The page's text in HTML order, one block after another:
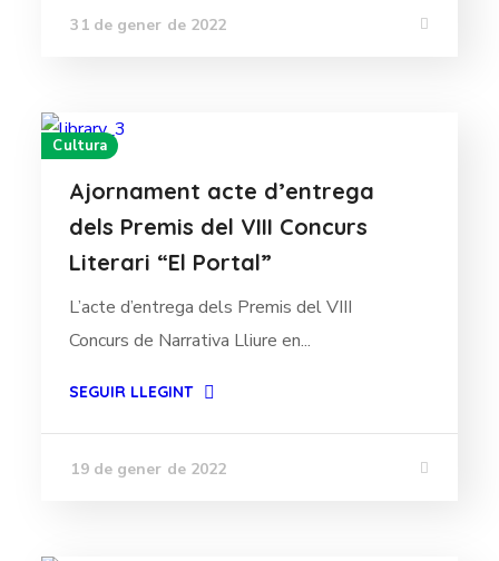
31 de gener de 2022
Cultura
Ajornament acte d’entrega
dels Premis del VIII Concurs
Literari “El Portal”
L’acte d’entrega dels Premis del VIII
Concurs de Narrativa Lliure en...
SEGUIR LLEGINT
19 de gener de 2022